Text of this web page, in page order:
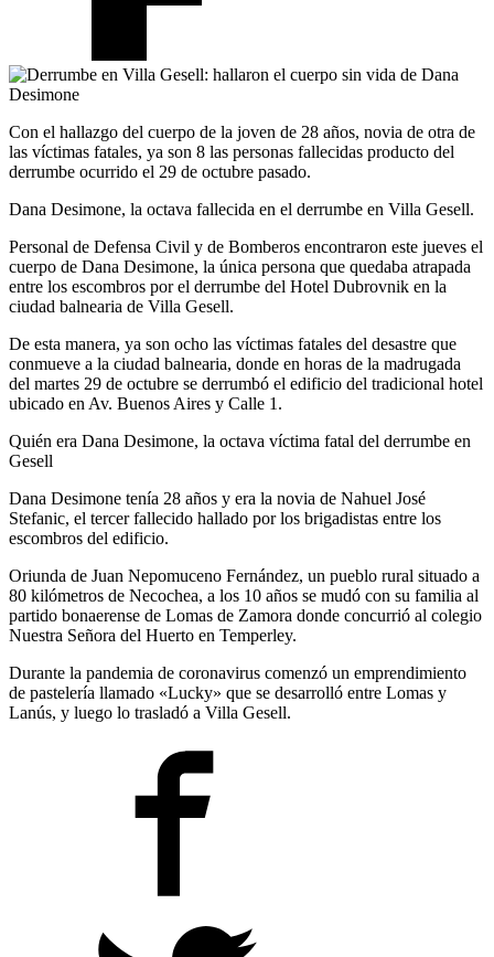
Con el hallazgo del cuerpo de la joven de 28 años, novia de otra de
las víctimas fatales, ya son 8 las personas fallecidas producto del
derrumbe ocurrido el 29 de octubre pasado.
Dana Desimone, la octava fallecida en el derrumbe en Villa Gesell.
Personal de Defensa Civil y de Bomberos encontraron este jueves el
cuerpo de Dana Desimone, la única persona que quedaba atrapada
entre los escombros por el derrumbe del Hotel Dubrovnik en la
ciudad balnearia de Villa Gesell.
De esta manera, ya son ocho las víctimas fatales del desastre que
conmueve a la ciudad balnearia, donde en horas de la madrugada
del martes 29 de octubre se derrumbó el edificio del tradicional hotel
ubicado en Av. Buenos Aires y Calle 1.
Quién era Dana Desimone, la octava víctima fatal del derrumbe en
Gesell
Dana Desimone tenía 28 años y era la novia de Nahuel José
Stefanic, el tercer fallecido hallado por los brigadistas entre los
escombros del edificio.
Oriunda de Juan Nepomuceno Fernández, un pueblo rural situado a
80 kilómetros de Necochea, a los 10 años se mudó con su familia al
partido bonaerense de Lomas de Zamora donde concurrió al colegio
Nuestra Señora del Huerto en Temperley.
Durante la pandemia de coronavirus comenzó un emprendimiento
de pastelería llamado «Lucky» que se desarrolló entre Lomas y
Lanús, y luego lo trasladó a Villa Gesell.